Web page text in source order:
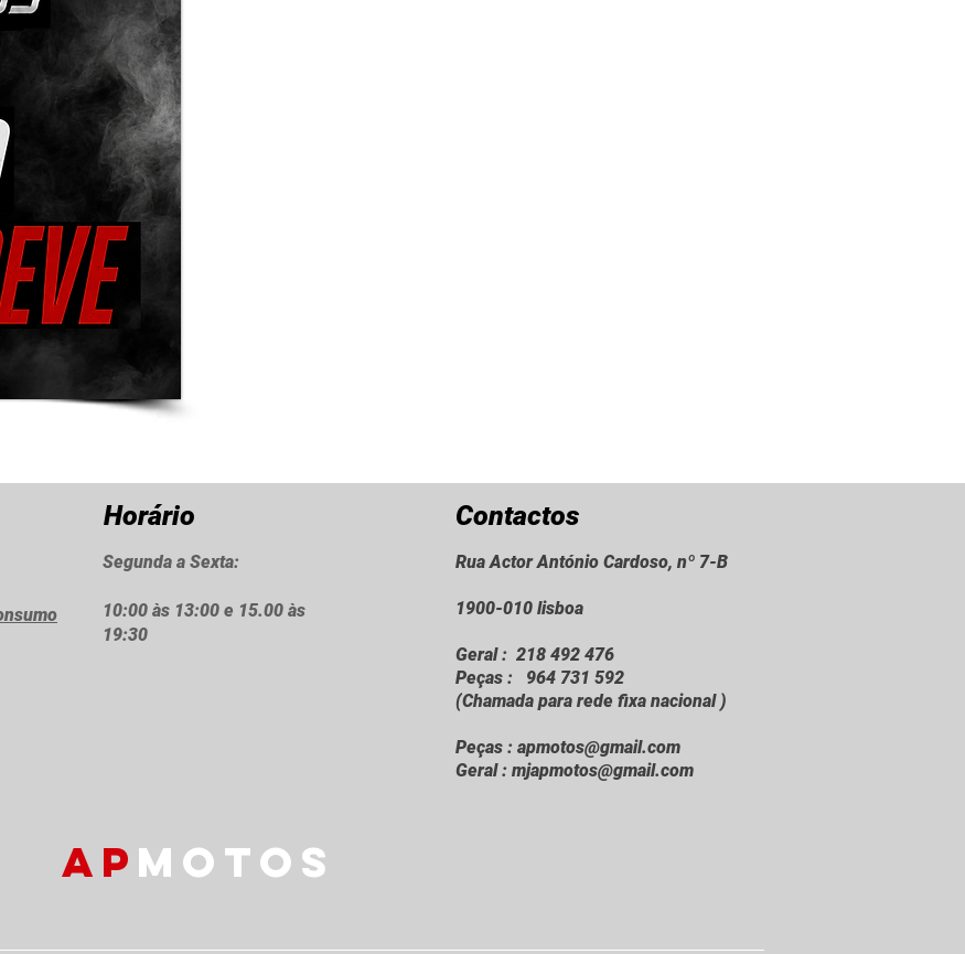
Horário
Segunda a Sexta:
10:00 às 13:00 e 15.00 às
19:30
Contactos
Rua Actor António Cardoso, nº 7-B
1900-010 lisboa
Geral : 218 492 476
Peças : 964 731 592
(Chamada para rede fixa nacional )
Peças : apmotos@gmail.com
Geral : mjapmotos@gmail.com
AP MOTOS